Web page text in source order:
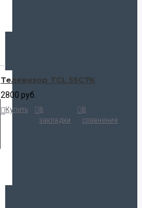
Телевизор TCL 55C7K
2800 руб.
Купить
В
закладки
В
сравнение